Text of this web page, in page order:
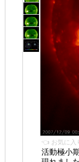
👈 お気に入
活動極小